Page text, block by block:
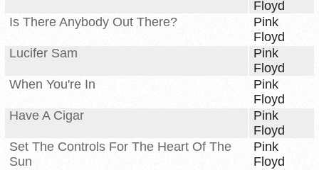
Floyd
Is There Anybody Out There?
Pink
Floyd
Lucifer Sam
Pink
Floyd
When You're In
Pink
Floyd
Have A Cigar
Pink
Floyd
Set The Controls For The Heart Of The
Sun
Pink
Floyd